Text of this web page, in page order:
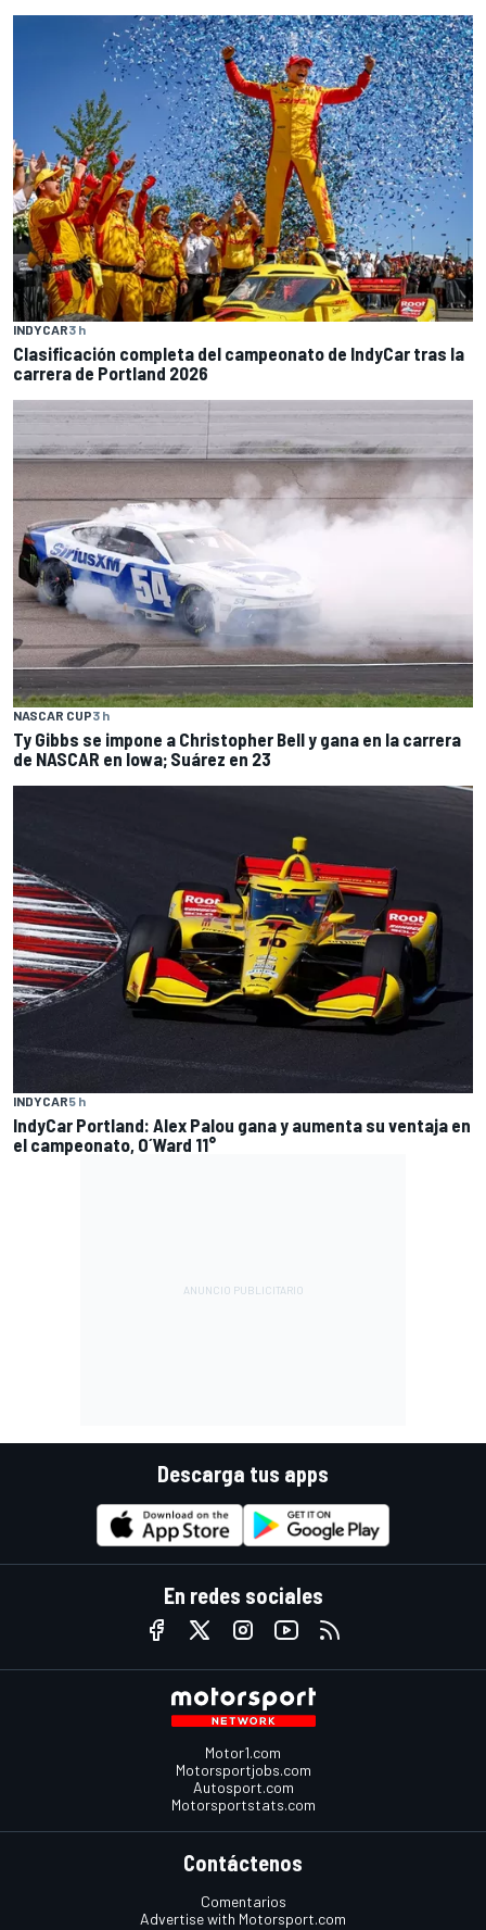
INDYCAR3 h
Clasificación completa del campeonato de IndyCar tras la
carrera de Portland 2026
NASCAR CUP3 h
Ty Gibbs se impone a Christopher Bell y gana en la carrera
de NASCAR en Iowa; Suárez en 23
INDYCAR5 h
IndyCar Portland: Alex Palou gana y aumenta su ventaja en
el campeonato, O´Ward 11°
Descarga tus apps
En redes sociales
Motor1.com
Motorsportjobs.com
Autosport.com
Motorsportstats.com
Contáctenos
Comentarios
Advertise with Motorsport.com